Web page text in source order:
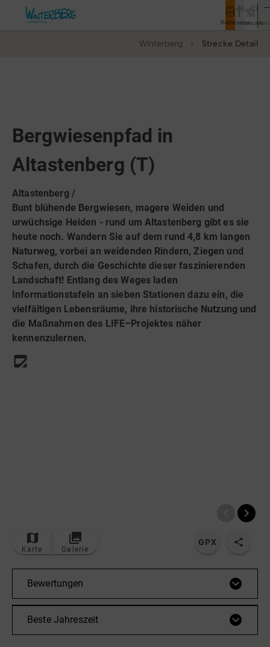
Buchen
Entdecken
Webcam
Rathaus
Veranstaltungen
Wandern
Radfahren
Tourenportal
Tourist-Information
Winterberg Strecke Detail
Bergwiesenpfad in
Altastenberg (T)
Altastenberg /
Bunt blühende Bergwiesen, magere Weiden und
urwüchsige Heiden - rund um Altastenberg gibt es sie
heute noch. Wandern Sie auf dem rund 4,8 km langen
Naturweg, vorbei an weidenden Rindern, Ziegen und
Schafen, durch die Geschichte dieser faszinierenden
Landschaft! Entlang des Weges laden
Informationstafeln an sieben Stationen dazu ein, die
vielfältigen Lebensräume, ihre historische Nutzung und
die Maßnahmen des LIFE–Projektes näher
kennenzulernen.
Karte Galerie
GPX
Bewertungen
Beste Jahreszeit